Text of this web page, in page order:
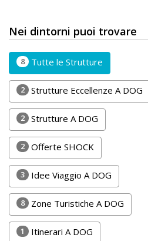
DOG
CHIEDI
CODICE
SCONTO
Video
Tutorial
Lavora
con
Noi
Nei dintorni puoi trovare
8 Tutte le Strutture
2 Strutture Eccellenze A DOG
2 Strutture A DOG
2 Offerte SHOCK
3 Idee Viaggio A DOG
8 Zone Turistiche A DOG
1 Itinerari A DOG